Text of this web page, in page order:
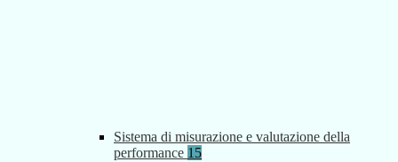
Sistema di misurazione e valutazione della
performance 15